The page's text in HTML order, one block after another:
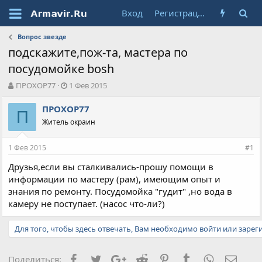
Вход Регистрация
Вопрос звезде
подскажите,пож-та, мастера по
посудомойке bosh
А
т
о
т
е
ы
ПРОХОР77
Д
т
н
а
л
а
1 Фев 2015
П ПРОХОР77
Житель окраин
1 Фев 2015 #1
Друзья,если вы сталкивались-прошу помощи в
информации по мастеру (рам), имеющим опыт и
знания по ремонту. Посудомойка "гудит" ,но вода в
камеру не поступает. (насос что-ли?)
Для того, чтобы здесь отвечать, Вам необходимо войти или
Поделиться: Facebook
TwitterGoogle+
Reddit PinterestTumblrWhatsApp